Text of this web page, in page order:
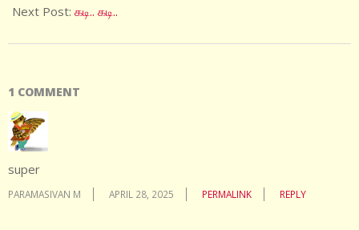
15
Next Post: கடி.. கடி..
1 COMMENT
super
PARAMASIVAN M APRIL 28, 2025 PERMALINK REPLY